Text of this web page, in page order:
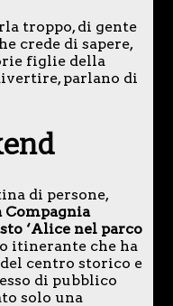
troppo, di gente
crede di sapere,
figlie della
parlano di
di persone,
Compagnia
‘Alice nel parco
itinerante che ha
centro storico e
di pubblico
solo una